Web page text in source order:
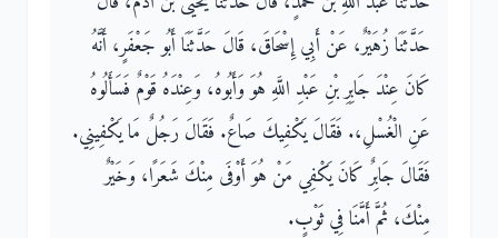
حَدَّثَنَا زُهَيْرٌ، عَنْ أَبِي إِسْحَاقَ، قَالَ حَدَّثَنَا أَبُو جَعْفَرٍ، أَنَّهُ
كَانَ عِنْدَ جَابِرِ بْنِ عَبْدِ اللَّهِ هُوَ وَأَبُوهُ، وَعِنْدَهُ قَوْمٌ فَسَأَلُوهُ
عَنِ الْغُسْلِ،‏.‏ فَقَالَ يَكْفِيكَ صَاعٌ‏.‏ فَقَالَ رَجُلٌ مَا يَكْفِينِي‏.‏
فَقَالَ جَابِرٌ كَانَ يَكْفِي مَنْ هُوَ أَوْفَى مِنْكَ شَعَرًا، وَخَيْرٌ
مِنْكَ، ثُمَّ أَمَّنَا فِي ثَوْبٍ‏.‏